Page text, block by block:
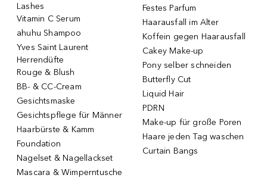
Lashes
Vitamin C Serum
ahuhu Shampoo
Yves Saint Laurent
Herrendüfte
Rouge & Blush
BB- & CC-Cream
Gesichtsmaske
Gesichtspflege für Männer
Haarbürste & Kamm
Foundation
Nagelset & Nagellackset
Mascara & Wimperntusche
Festes Parfum
Haarausfall im Alter
Koffein gegen Haarausfall
Cakey Make-up
Pony selber schneiden
Butterfly Cut
Liquid Hair
PDRN
Make-up für große Poren
Haare jeden Tag waschen
Curtain Bangs